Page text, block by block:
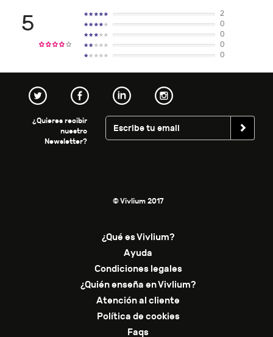
5
2
0
0
0
0
¿Quieres recibir
nuestro
Newsletter?
© Vivlium 2017
¿Qué es Vivlium?
Ayuda
Condiciones legales
¿Quién enseña en Vivlium?
Atención al cliente
Política de cookies
Faqs